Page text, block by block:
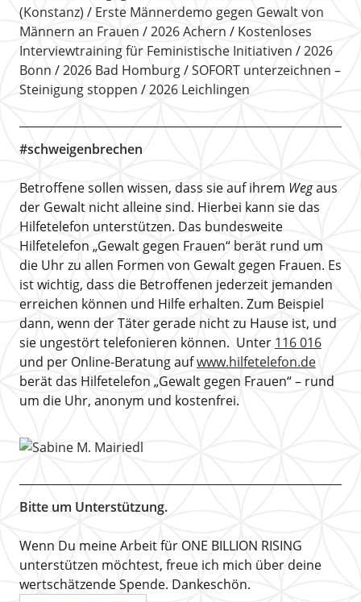
(Konstanz)
Erste Männerdemo gegen Gewalt von
Männern an Frauen
2026 Achern
Kostenloses
Interviewtraining für Feministische Initiativen
2026
Bonn
2026 Bad Homburg
SOFORT unterzeichnen –
Steinigung stoppen
2026 Leichlingen
#schweigenbrechen
Betroffene sollen wissen, dass sie auf ihrem Wegaus
der Gewalt nicht alleine sind. Hierbei kann sie das
Hilfetelefon unterstützen. Das bundesweite
Hilfetelefon „Gewalt gegen Frauen“ berät rund um
die Uhr zu allen Formen von Gewalt gegen Frauen. Es
ist wichtig, dass die Betroffenen jederzeit jemanden
erreichen können und Hilfe erhalten. Zum Beispiel
dann, wenn der Täter gerade nicht zu Hause ist, und
sie ungestört telefonieren können. Unter 116 016
und per Online-Beratung aufwww.hilfetelefon.de
berät das Hilfetelefon „Gewalt gegen Frauen“ – rund
um die Uhr, anonym und kostenfrei.
Bitte um Unterstützung.
Wenn Du meine Arbeit für ONE BILLION RISING
unterstützen möchtest, freue ich mich über deine
wertschätzende Spende. Dankeschön.